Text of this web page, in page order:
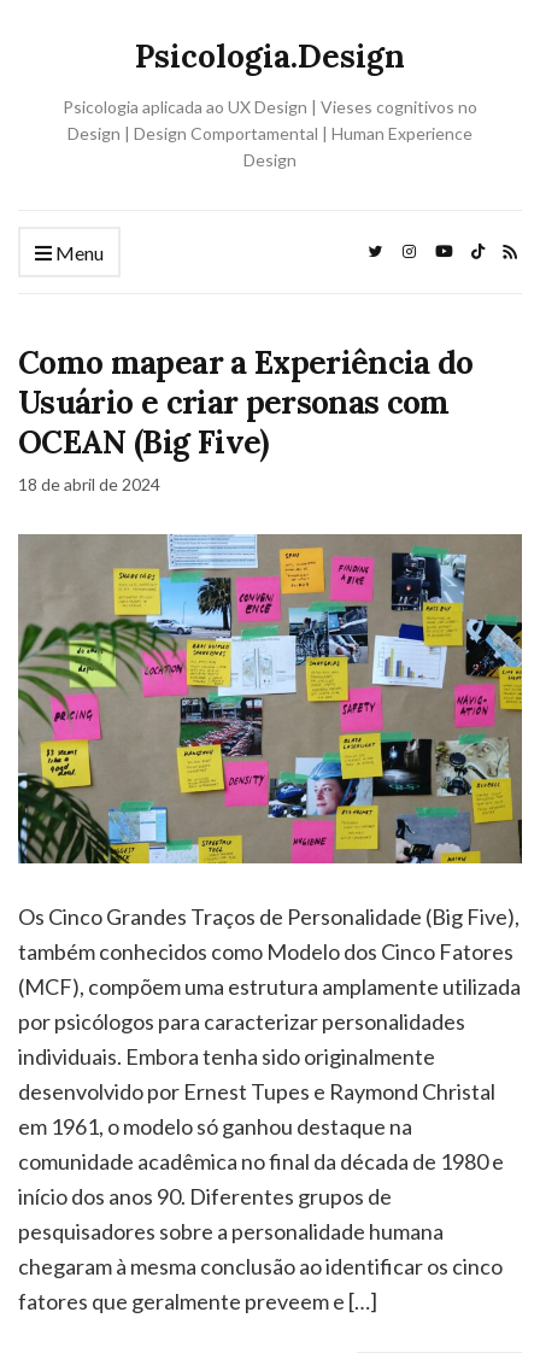
Psicologia.Design
Psicologia aplicada ao UX Design | Vieses cognitivos no
Design | Design Comportamental | Human Experience
Design
Menu
Como mapear a Experiência do
Usuário e criar personas com
OCEAN (Big Five)
18 de abril de 2024
Os Cinco Grandes Traços de Personalidade (Big Five),
também conhecidos como Modelo dos Cinco Fatores
(MCF), compõem uma estrutura amplamente utilizada
por psicólogos para caracterizar personalidades
individuais. Embora tenha sido originalmente
desenvolvido por Ernest Tupes e Raymond Christal
em 1961, o modelo só ganhou destaque na
comunidade acadêmica no final da década de 1980 e
início dos anos 90. Diferentes grupos de
pesquisadores sobre a personalidade humana
chegaram à mesma conclusão ao identificar os cinco
fatores que geralmente preveem e […]